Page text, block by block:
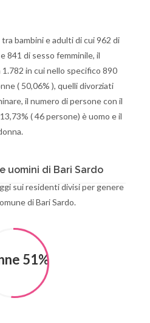
bambini e adulti di cui 962 di
841 di sesso femminile, il
in cui nello specifico 890
( 50,06% ), quelli divorziati
il numero di persone con il
( 46 persone) è uomo e il
uomini di Bari Sardo
sui residenti divisi per genere
di Bari Sardo.
51%